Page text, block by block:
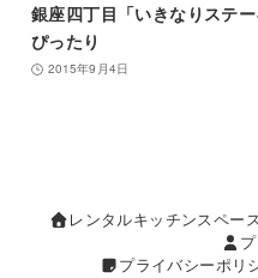
銀座四丁目「いきなりステ
ぴったり
2015年9月4日
レンタルキッチンスペー
プライバシーポリ